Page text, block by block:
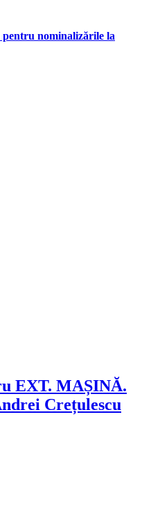
pentru nominalizările la
EXT. MAȘINĂ.
Crețulescu